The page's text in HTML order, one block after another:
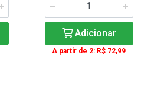
Adicionar
A partir de 2: R$ 72,99